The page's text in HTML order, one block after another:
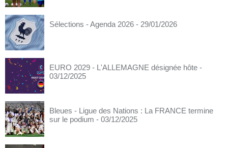
Sélections - Agenda 2026 - 29/01/2026
EURO 2029 - L'ALLEMAGNE désignée hôte -
03/12/2025
Bleues - Ligue des Nations : La FRANCE termine
sur le podium - 03/12/2025